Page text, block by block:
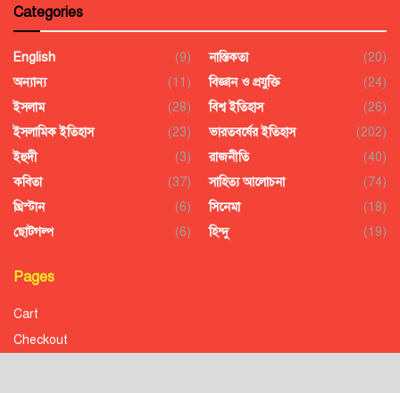
Categories
English
(9)
অন্যান্য
(11)
ইসলাম
(28)
ইসলামিক ইতিহাস
(23)
ইহুদী
(3)
কবিতা
(37)
খ্রিস্টান
(6)
ছোটগল্প
(6)
নাস্তিকতা
(20)
বিজ্ঞান ও প্রযুক্তি
(24)
বিশ্ব ইতিহাস
(26)
ভারতবর্ষের ইতিহাস
(202)
রাজনীতি
(40)
সাহিত্য আলোচনা
(74)
সিনেমা
(18)
হিন্দু
(19)
Pages
Cart
Checkout